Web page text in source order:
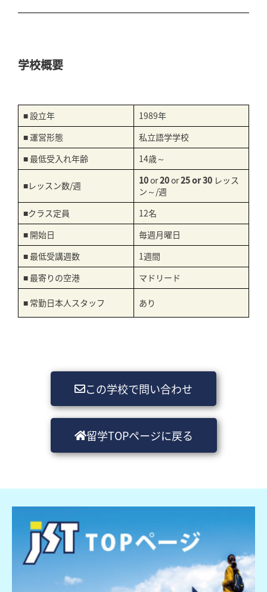
学校概要
■ 設立年
1989年
■ 運営形態
私立語学学校
■ 最低受入れ年齢
14歳～
■レッスン数/週 10or20or25 or 30 レッス
ン～/週
■クラス定員
12名
■ 開始日
毎週月曜日
■ 最低受講週数
1週間
■ 最寄りの空港
マドリード
■ 常勤日本人スタッフ あり
この学校で問い合わせ
留学TOPページに戻る